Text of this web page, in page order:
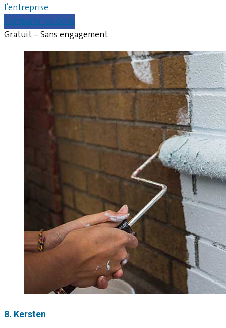
l’entreprise
Comparer les devis
Gratuit – Sans engagement
8. Kersten